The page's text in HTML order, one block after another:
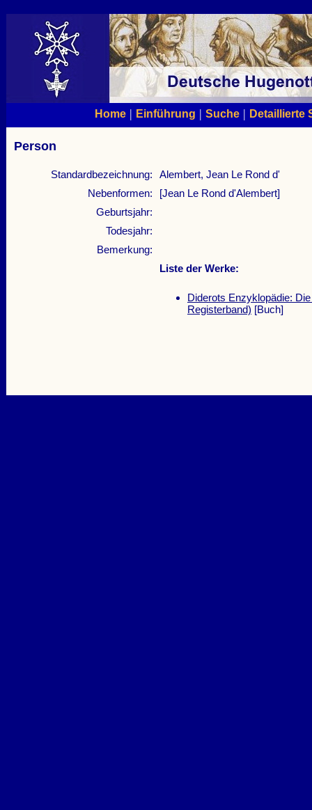
Home| Einführung | Suche| Detaillierte
Person
Standardbezeichnung:
Alembert, Jean Le Rond d'
Nebenformen:
[Jean Le Rond d'Alembert]
Geburtsjahr:
Todesjahr:
Bemerkung:
Liste der Werke:
Diderots Enzyklopädie:
Registerband) [Buch]